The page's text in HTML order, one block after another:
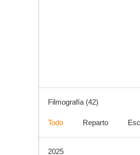
Filmografía (42)
Todo Reparto
2025